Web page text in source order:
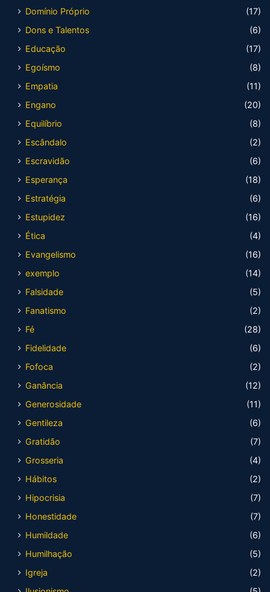
Domínio Próprio
(17)
Dons e Talentos
(6)
Educação
(17)
Egoísmo
(8)
Empatia
(11)
Engano
(20)
Equilíbrio
(8)
Escândalo
(2)
Escravidão
(6)
Esperança
(18)
Estratégia
(6)
Estupidez
(16)
Ética
(4)
Evangelismo
(16)
exemplo
(14)
Falsidade
(5)
Fanatismo
(2)
Fé
(28)
Fidelidade
(6)
Fofoca
(2)
Ganância
(12)
Generosidade
(11)
Gentileza
(6)
Gratidão
(7)
Grosseria
(4)
Hábitos
(2)
Hipocrisia
(7)
Honestidade
(7)
Humildade
(6)
Humilhação
(5)
Igreja
(2)